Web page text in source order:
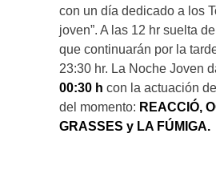
con un día dedicado a los
joven”. A las 12 hr suelta
que continuarán por la
23:30 hr. La Noche Joven
00:30 h con la actuación
del momento: REACCIÓ,
GRASSES y LA FÚMIGA.